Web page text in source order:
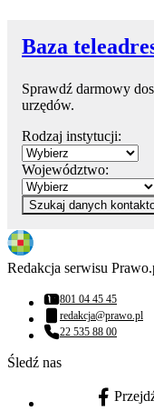
Baza
Sprawdź darmowy
urzędów.
Rodzaj instytucji:
Województwo:
Szukaj danych
Redakcja serwisu
Numer telefonu:
801 04 45 45
Adres email:
redakcja@prawo.pl
Numer telefonu:
22 535 88 00
Śledź nas
facebook -